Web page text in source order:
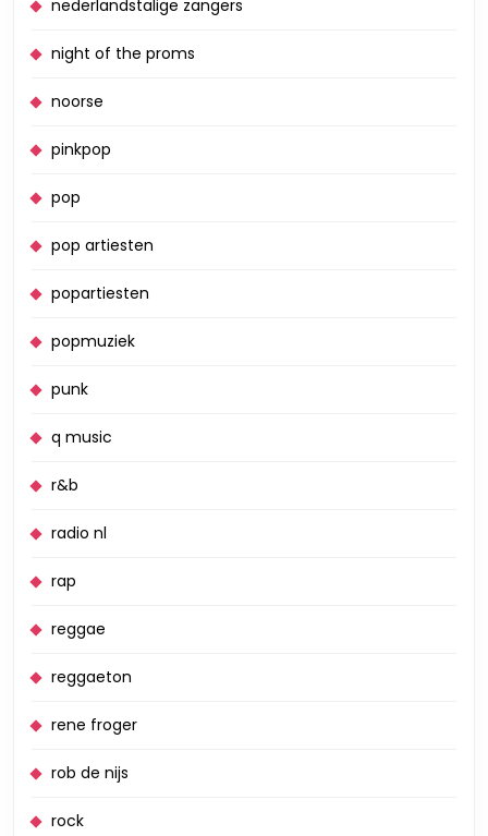
nederlandstalige zangers
night of the proms
noorse
pinkpop
pop
pop artiesten
popartiesten
popmuziek
punk
q music
r&b
radio nl
rap
reggae
reggaeton
rene froger
rob de nijs
rock